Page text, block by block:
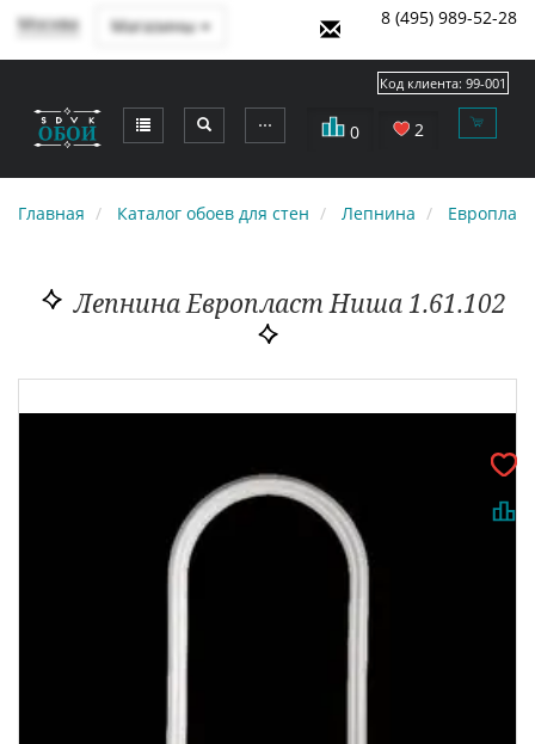
Москва Магазины 8 (495) 989-52-28
⋯ 0 2
Код клиента: 99-001
Главная Каталог обоев для стен Лепнина Европласт
Лепнина Европласт Ниша 1.61.102